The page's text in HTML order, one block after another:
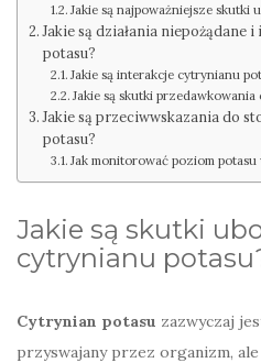
Jakie są najpoważniejsze skutki
Jakie są działania niepożądane
potasu?
Jakie są interakcje cytrynianu
Jakie są skutki
Jakie są przeciwwskazania do
potasu?
Jak monitorować poziom
Jakie są skutki
cytrynianu
Cytrynian potasu zazwyczaj
przyswajany przez organizm,